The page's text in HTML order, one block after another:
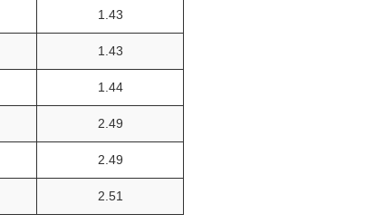
1.43
1.43
1.44
2.49
2.49
2.51